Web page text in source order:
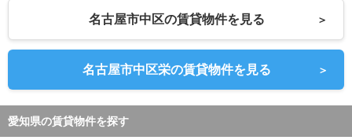
名古屋市中区の賃貸物件を見る ＞
名古屋市中区栄の賃貸物件を見る ＞
愛知県の賃貸物件を探す